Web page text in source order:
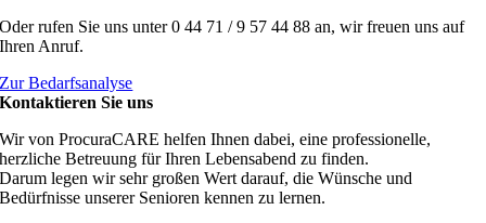
Oder rufen Sie uns unter 0 44 71 / 9 57 44 88 an, wir freuen uns auf
Ihren Anruf.
Zur Bedarfsanalyse
Kontaktieren Sie uns
Wir von ProcuraCARE helfen Ihnen dabei, eine professionelle,
herzliche Betreuung für Ihren Lebensabend zu finden.
Darum legen wir sehr großen Wert darauf, die Wünsche und
Bedürfnisse unserer Senioren kennen zu lernen.